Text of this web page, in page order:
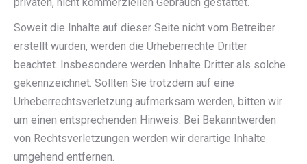
Soweit die Inhalte auf dieser Seite nicht vom Betreiber
erstellt wurden, werden die Urheberrechte Dritter
beachtet. Insbesondere werden Inhalte Dritter als solche
gekennzeichnet. Sollten Sie trotzdem auf eine
Urheberrechtsverletzung aufmerksam werden, bitten wir
um einen entsprechenden Hinweis. Bei Bekanntwerden
von Rechtsverletzungen werden wir derartige Inhalte
umgehend entfernen.